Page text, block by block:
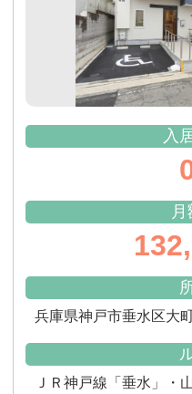
入
月
兵庫県神戸市垂水区大
ＪＲ神戸線「垂水」・